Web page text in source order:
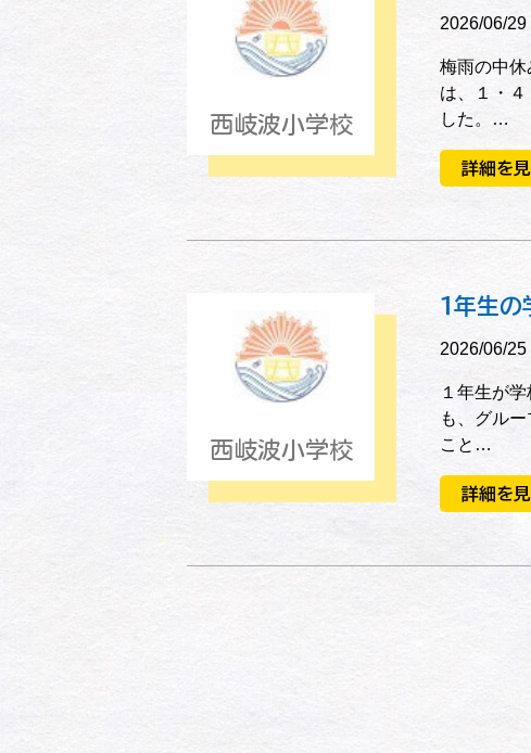
西岐波小学校
2026/06/29
梅雨の中休
は、１・
した。…
詳細を
西岐波小学校
１年生
2026/06/25
１年生が
も、グル
こと…
詳細を